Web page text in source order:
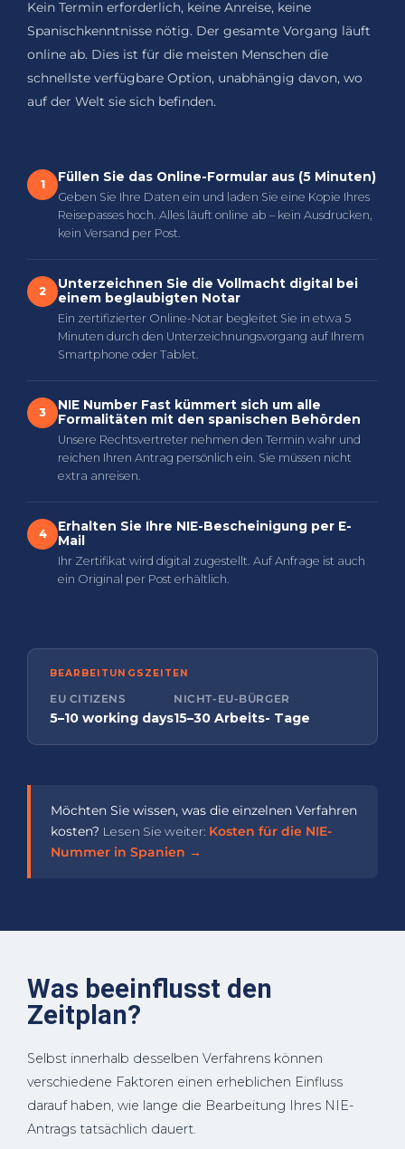
Kein Termin erforderlich, keine Anreise, keine
Spanischkenntnisse nötig. Der gesamte Vorgang läuft
online ab. Dies ist für die meisten Menschen die
schnellste verfügbare Option, unabhängig davon, wo
auf der Welt sie sich befinden.
1
Füllen Sie das Online-Formular aus (5 Minuten)
Geben Sie Ihre Daten ein und laden Sie eine Kopie Ihres
Reisepasses hoch. Alles läuft online ab – kein Ausdrucken,
kein Versand per Post.
2
Unterzeichnen Sie die Vollmacht digital bei
einem beglaubigten Notar
Ein zertifizierter Online-Notar begleitet Sie in etwa 5
Minuten durch den Unterzeichnungsvorgang auf Ihrem
Smartphone oder Tablet.
3
NIE Number Fast kümmert sich um alle
Formalitäten mit den spanischen Behörden
Unsere Rechtsvertreter nehmen den Termin wahr und
reichen Ihren Antrag persönlich ein. Sie müssen nicht
extra anreisen.
4
Erhalten Sie Ihre NIE-Bescheinigung per E-
Mail
Ihr Zertifikat wird digital zugestellt. Auf Anfrage ist auch
ein Original per Post erhältlich.
BEARBEITUNGSZEITEN
EU CITIZENS
5–10 working days
NICHT-EU-BÜRGER
15–30 Arbeits- Tage
Möchten Sie wissen, was die einzelnen Verfahren
kosten? Lesen Sie weiter: Kosten für die NIE-
Nummer in Spanien →
Was beeinflusst den
Zeitplan?
Selbst innerhalb desselben Verfahrens können
verschiedene Faktoren einen erheblichen Einfluss
darauf haben, wie lange die Bearbeitung Ihres NIE-
Antrags tatsächlich dauert.